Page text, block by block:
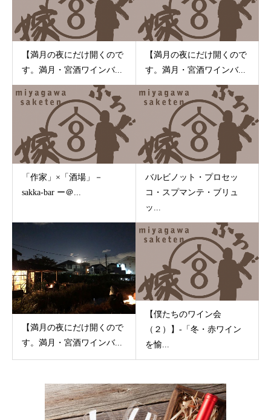
【満月の夜にだけ開くので
す。満月・宮酒ワインバ...
【満月の夜にだけ開くので
す。満月・宮酒ワインバ...
「作家」×「酒場」－
sakka-bar ー＠...
バルビノット・プロセッ
コ・スプマンテ・ブリュ
ッ...
【満月の夜にだけ開くので
す。満月・宮酒ワインバ...
【僕たちのワイン会
（２）】-「冬・赤ワイン
を愉...